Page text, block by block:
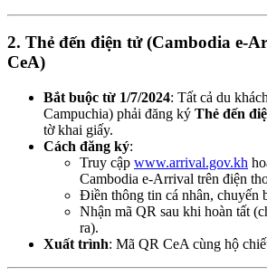
2. Thẻ đến điện tử (Cambodia e-
CeA)
Bắt buộc từ 1/7/2024: Tất cả du
Campuchia) phải đăng ký Thẻ đến
tờ khai giấy.
Cách đăng ký:
Truy cập www.arrival.gov.kh
Cambodia e-Arrival trên điện
Điền thông tin cá nhân, chuyến
Nhận mã QR sau khi hoàn tất
ra).
Xuất trình: Mã QR CeA cùng hộ